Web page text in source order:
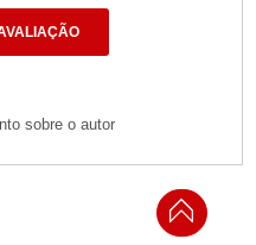
sobre o autor